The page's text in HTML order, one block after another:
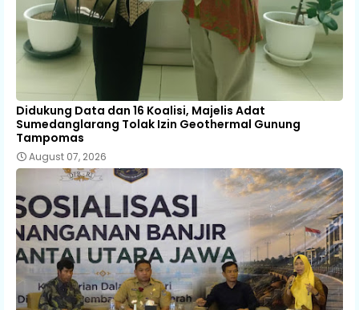
Didukung Data dan 16 Koalisi, Majelis Adat
Sumedanglarang Tolak Izin Geothermal Gunung
Tampomas
August 07, 2026